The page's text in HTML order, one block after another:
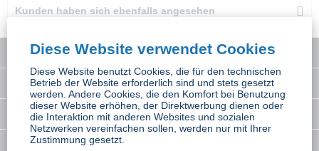
Kunden haben sich ebenfalls angesehen
Service Hotline
Interessantes
Rechtliches
Newsletter
Diese Website verwendet Cookies
Diese Website benutzt Cookies, die für den technischen
Betrieb der Website erforderlich sind und stets gesetzt
werden. Andere Cookies, die den Komfort bei Benutzung
dieser Website erhöhen, der Direktwerbung dienen oder
die Interaktion mit anderen Websites und sozialen
Netzwerken vereinfachen sollen, werden nur mit Ihrer
Zustimmung gesetzt.